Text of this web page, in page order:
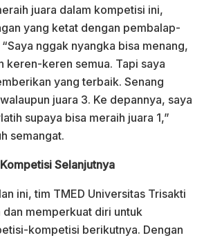
juara dalam kompetisi ini,
yang ketat dengan pembalap-
nggak nyangka bisa menang,
keren-keren semua. Tapi saya
yang terbaik. Senang
juara 3. Ke depannya, saya
supaya bisa meraih juara 1,”
semangat.
Selanjutnya
ini, tim TMED Universitas Trisakti
memperkuat diri untuk
kompetisi berikutnya. Dengan